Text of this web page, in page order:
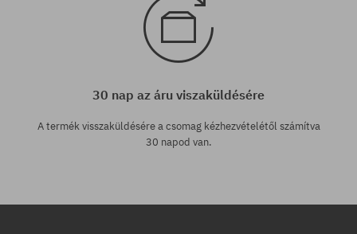
30 nap az áru viszaküldésére
A termék visszaküldésére a csomag kézhezvételétől számítva
30 napod van.